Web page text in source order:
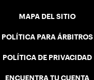
MAPA DEL SITIO
POLÍTICA PARA ÁRBITROS
POLÍTICA DE PRIVACIDAD
ENCUENTRA TU CUENTA